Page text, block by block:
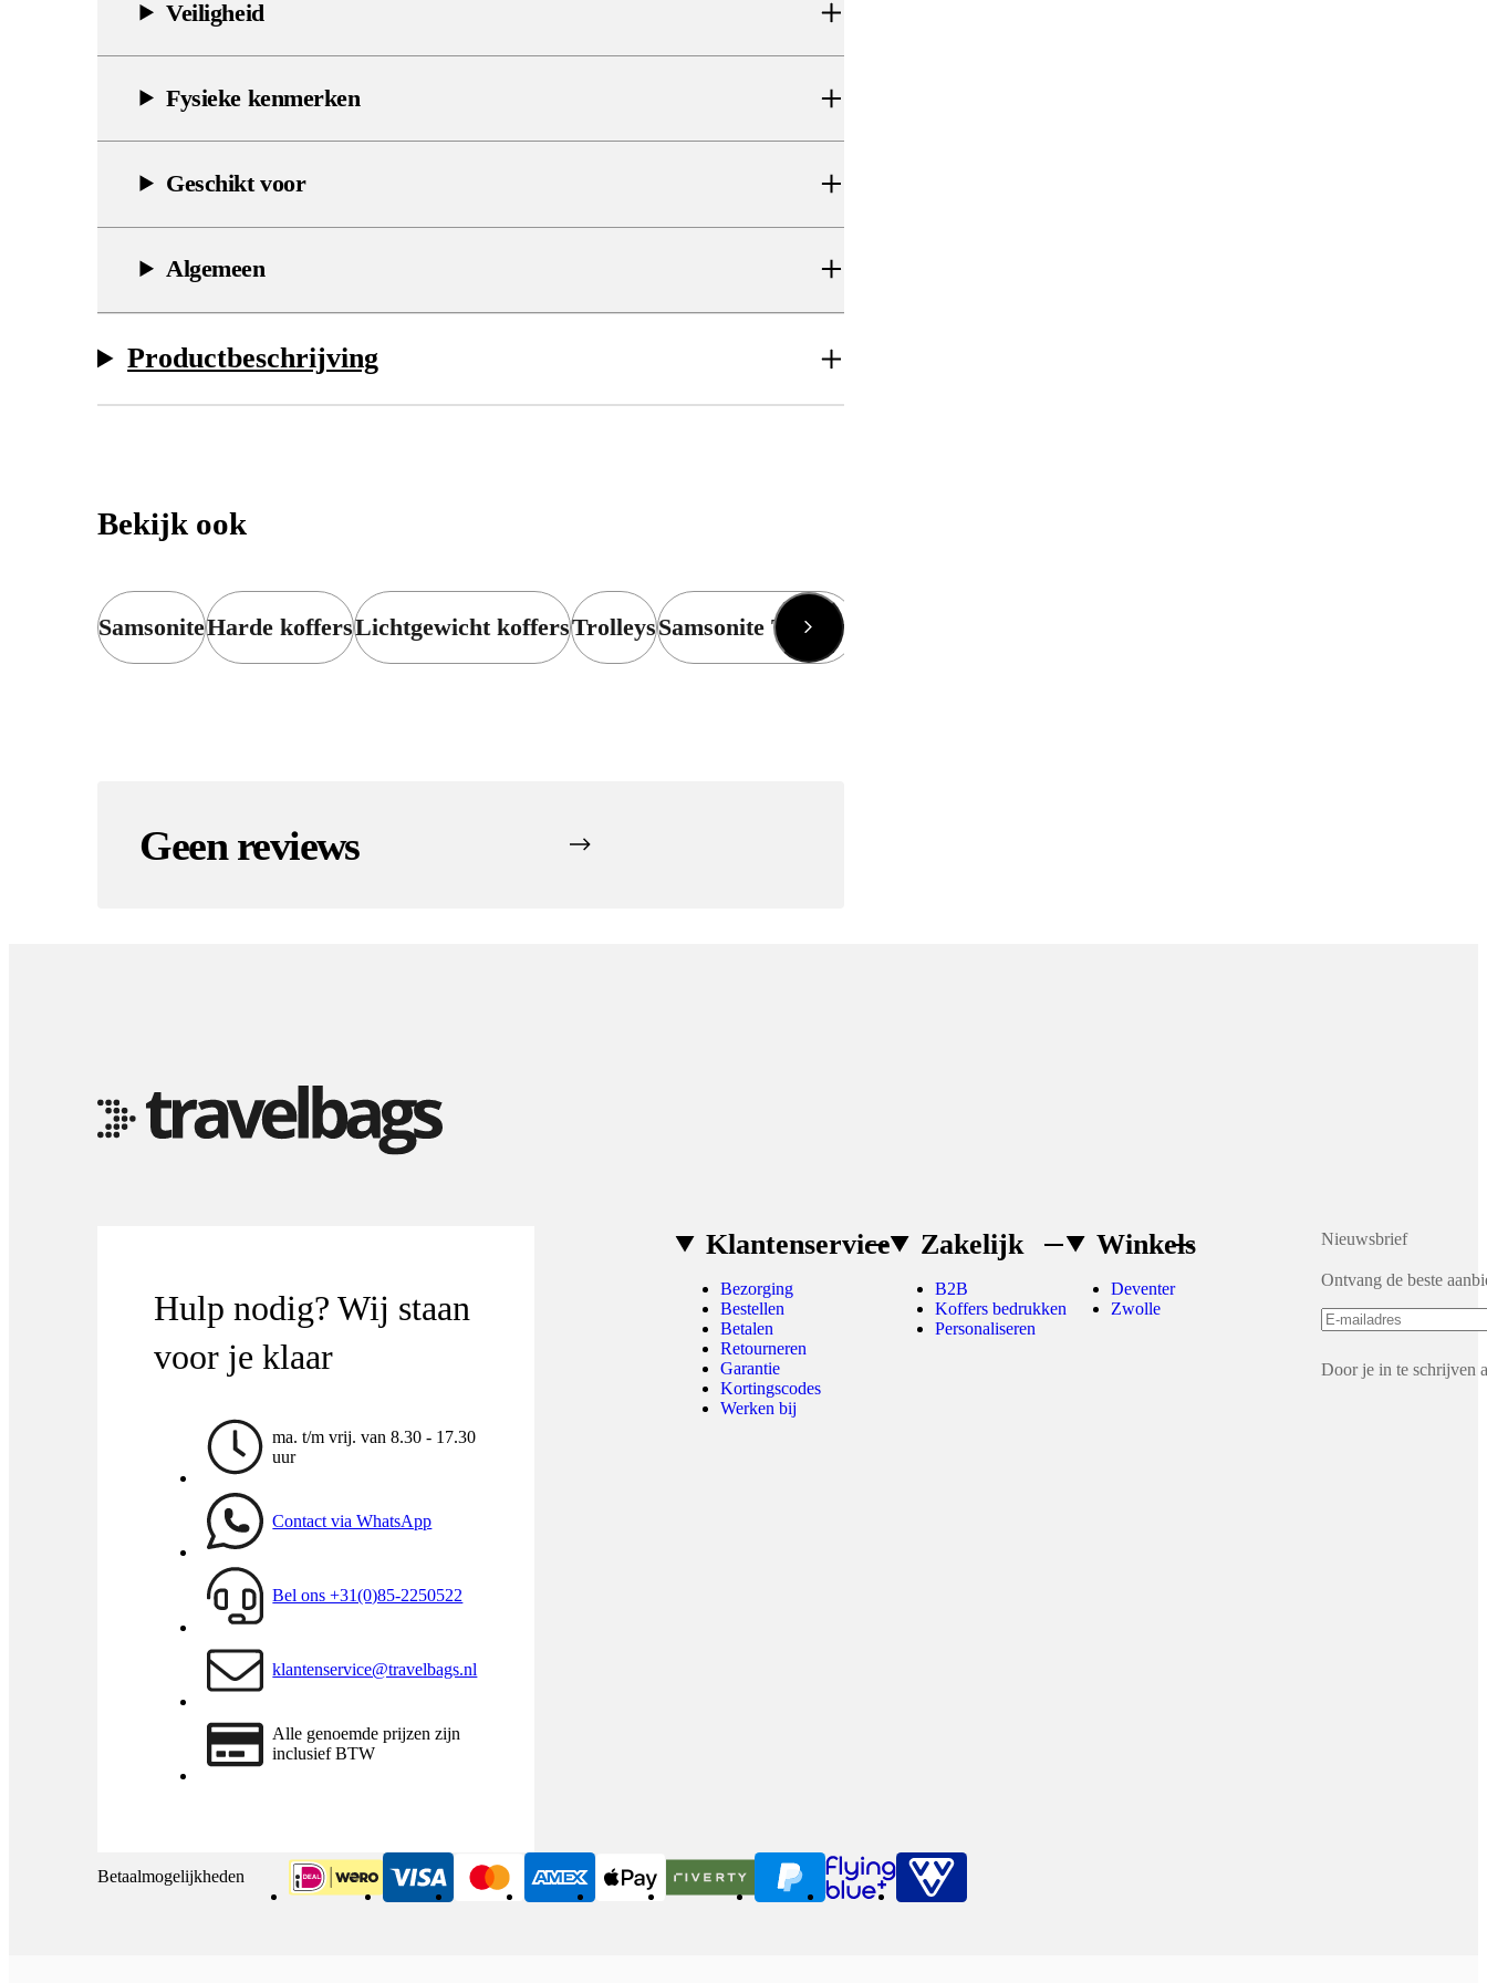
Veiligheid
Fysieke kenmerken
Geschikt voor
Algemeen
Productbeschrijving
Bekijk ook
SamsoniteHarde koffersLichtgewicht koffersTrolleysSamsonite Trolleys
Geen reviews
Hulp nodig? Wij staan
voor je klaar
ma. t/m vrij. van 8.30 - 17.30
uur
Contact via WhatsApp
Bel ons +31(0)85-2250522
klantenservice@travelbags.nl
Alle genoemde prijzen zijn
inclusief BTW
Betaalmogelijkheden iDeal Visa MasterCardAmerican Express
Apple Pay Riverty PayPal Flying BlueVVV
Klantenservice
Bezorging
Bestellen
Betalen
Retourneren
Garantie
Kortingscodes
Werken bij
Zakelijk
B2B
Koffers bedrukken
Personaliseren
Winkels
Deventer
Zwolle
Nieuwsbrief
Ontvang de beste
Door je in te schrijven